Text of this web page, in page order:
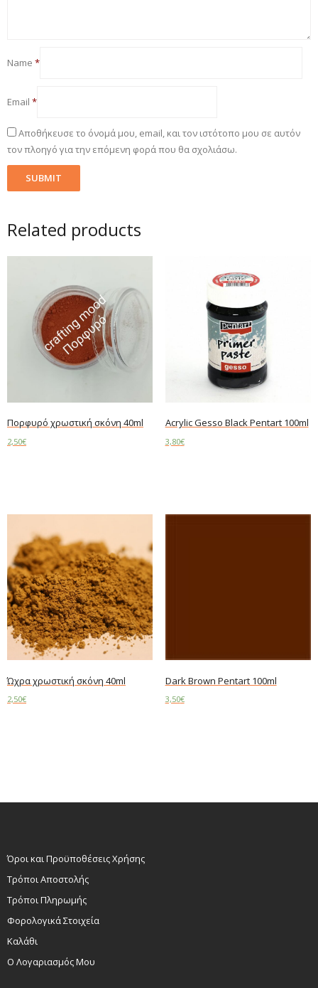
Name *
Email *
Αποθήκευσε το όνομά μου, email, και τον ιστότοπο μου σε αυτόν
τον πλοηγό για την επόμενη φορά που θα σχολιάσω.
Related products
Πορφυρό χρωστική σκόνη 40ml
2,50€
Acrylic Gesso Black Pentart 100ml
3,80€
Ώχρα χρωστική σκόνη 40ml
2,50€
Dark Brown Pentart 100ml
3,50€
Όροι και Προϋποθέσεις Χρήσης
Τρόποι Αποστολής
Τρόποι Πληρωμής
Φορολογικά Στοιχεία
Καλάθι
Ο Λογαριασμός Μου